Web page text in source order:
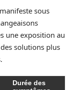
sous
une exposition au
solutions plus
Durée des